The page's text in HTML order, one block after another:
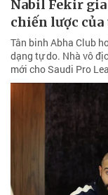
Nabil Fekir gia
chiến lược của
Tân binh Abha Club
dạng tự do. Nhà vô
mới cho Saudi Pro